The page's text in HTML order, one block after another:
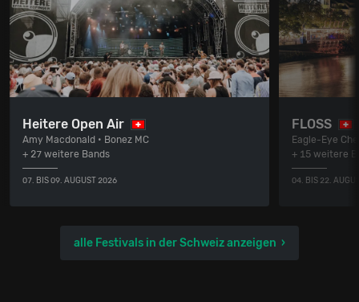
Heitere Open Air
Amy Macdonald • Bonez MC
+ 27 weitere Bands
07. BIS 09. AUGUST 2026
FLOSS
Eagle-Eye
+ 15 weitere
04. BIS 22.
alle Festivals in der Schweiz anzeigen